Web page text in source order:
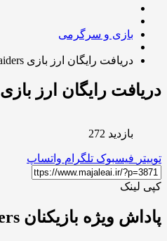
بازی و سرگرمی
دریافت رایگان ارز بازی Arc Raiders به دلیل مشکلات سرور
دریافت رایگان ارز بازی Arc Raiders به دلیل مشکلات سرور
بازدید 272
توییتر فیسبوک تلگرام واتساپ
کپی لینک
پاداش ویژه بازیکنان Arc Raiders پس از اختلالات سرور